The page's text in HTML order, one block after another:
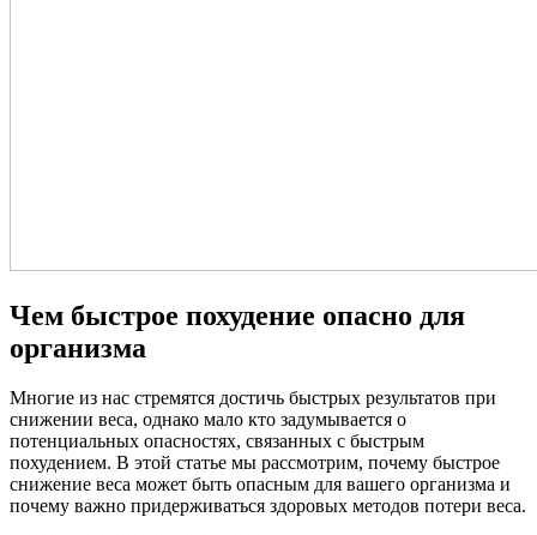
Чем быстрое похудение опасно для
организма
Многие из нас стремятся достичь быстрых результатов при
снижении веса, однако мало кто задумывается о
потенциальных опасностях, связанных с быстрым
похудением. В этой статье мы рассмотрим, почему быстрое
снижение веса может быть опасным для вашего организма и
почему важно придерживаться здоровых методов потери веса.